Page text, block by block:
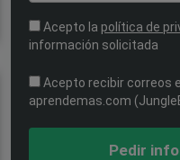
Acepto la política de
información solicitada
Acepto recibir correos
aprendemas.com
Pedir